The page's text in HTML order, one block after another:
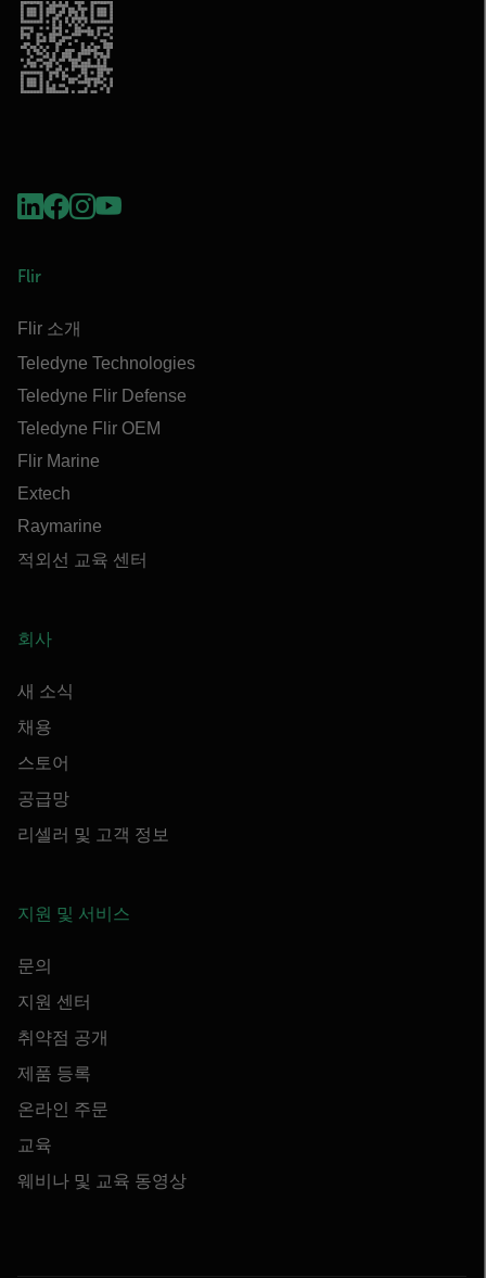
Flir
Flir 소개
Teledyne Technologies
Teledyne Flir Defense
Teledyne Flir OEM
Flir Marine
Extech
Raymarine
적외선 교육 센터
회사
새 소식
채용
스토어
공급망
리셀러 및 고객 정보
지원 및 서비스
문의
지원 센터
취약점 공개
제품 등록
온라인 주문
교육
웨비나 및 교육 동영상